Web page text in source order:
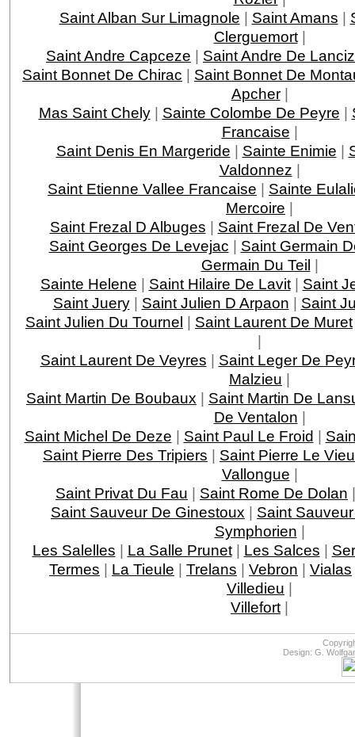
Saint Alban Sur Limagnole | Saint Amans |
Clerguemort|
Saint Andre Capceze | Saint Andre De
Saint Bonnet De Chirac | Saint Bonnet De
Apcher|
Mas Saint Chely| Sainte Colombe De Peyre |
Francaise |
Saint Denis En Margeride | Sainte Enimie |
Valdonnez |
Saint Etienne Vallee Francaise | Sainte
Mercoire |
Saint Frezal D Albuges | Saint Frezal De
Saint Georges De Levejac | Saint Germain
Germain Du Teil |
Sainte Helene | Saint Hilaire De Lavit| Saint
Saint Juery| Saint Julien D Arpaon | Saint
Saint Julien Du Tournel | Saint Laurent De Muret
|
Saint Laurent De Veyres | Saint Leger De
Malzieu |
Saint Martin De Boubaux | Saint Martin De
De Ventalon |
Saint Michel De Deze | Saint Paul Le Froid |
Saint Pierre Des Tripiers | Saint Pierre Le
Vallongue |
Saint Privat Du Fau | Saint Rome De Dolan
Saint Sauveur De Ginestoux | Saint
Symphorien |
Les Salelles | La Salle Prunet| Les Salces |
Termes | La Tieule | Trelans | Vebron | Vialas
Villedieu |
Villefort |
Design: G.